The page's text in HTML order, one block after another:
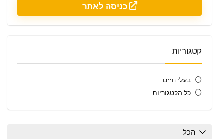
כניסה לאתר
קטגוריות
בעלי חיים
כל הקטגוריות
הכל